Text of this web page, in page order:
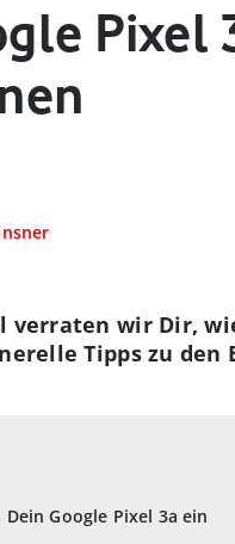
Google Pixel 3a ein
verraten wir Dir,
Tipps zu den